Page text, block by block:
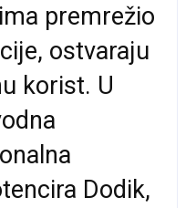
premrežio
ostvaraju
korist. U
Dodik,